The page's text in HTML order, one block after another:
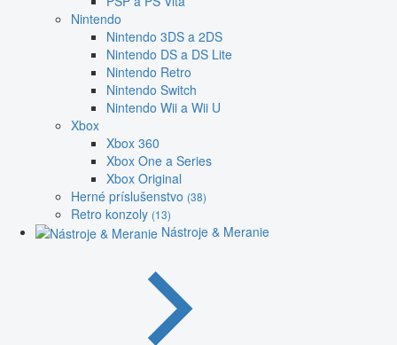
Nintendo
Nintendo 3DS a 2DS
Nintendo DS a DS Lite
Nintendo Retro
Nintendo Switch
Nintendo Wii a Wii U
Xbox
Xbox 360
Xbox One a Series
Xbox Original
Herné príslušenstvo (38)
Retro konzoly (13)
Nástroje & Meranie